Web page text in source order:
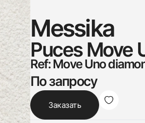
Messika
Puces Move
Ref: Move Uno
По запросу
Заказать